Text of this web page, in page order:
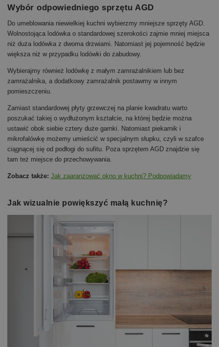
Wybór odpowiedniego sprzętu AGD
Do umeblowania niewielkiej kuchni wybierzmy mniejsze sprzęty AGD.
Wolnostojąca lodówka o standardowej szerokości zajmie mniej miejsca
niż duża lodówka z dwoma drzwiami. Natomiast jej pojemność będzie
większa niż w przypadku lodówki do zabudowy.
Wybierajmy również lodówkę z małym zamrażalnikiem lub bez
zamrażalnika, a dodatkowy zamrażalnik postawmy w innym
pomieszczeniu.
Zamiast standardowej płyty grzewczej na planie kwadratu warto
poszukać takiej o wydłużonym kształcie, na której będzie można
ustawić obok siebie cztery duże garnki. Natomiast piekarnik i
mikrofalówkę możemy umieścić w specjalnym słupku, czyli w szafce
ciągnącej się od podłogi do sufitu. Poza sprzętem AGD znajdzie się
tam też miejsce do przechowywania.
Zobacz także: Jak zaaranżować okno w kuchni? Podpowiadamy
Jak wizualnie powiększyć małą kuchnię?